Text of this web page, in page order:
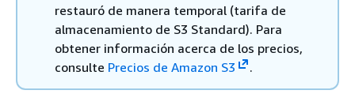
restauró de manera temporal (tarifa de
almacenamiento de S3 Standard). Para
obtener información acerca de los precios,
consulte Precios de Amazon S3 .